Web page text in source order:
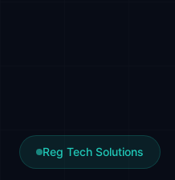
Reg Tech Solutions